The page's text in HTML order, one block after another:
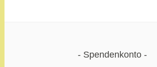
Spendenkonto